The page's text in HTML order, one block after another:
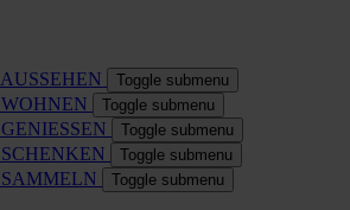
AUSSEHEN Toggle submenu
WOHNEN Toggle submenu
GENIESSEN Toggle submenu
SCHENKEN Toggle submenu
SAMMELN Toggle submenu